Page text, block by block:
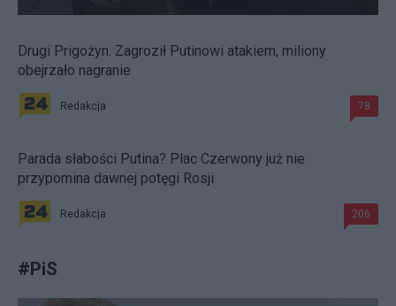
Drugi Prigożyn. Zagroził Putinowi atakiem, miliony
obejrzało nagranie
Redakcja 78
Parada słabości Putina? Plac Czerwony już nie
przypomina dawnej potęgi Rosji
Redakcja 206
#PiS